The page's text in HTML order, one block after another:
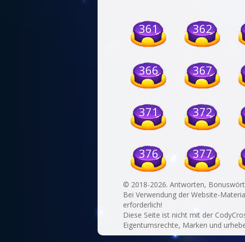
361 362
366 367
371 372
376 377
© 2018-2026. Antworten,
Bei Verwendung der Website-
erforderlich!
Diese Seite ist nicht mit der
Eigentumsrechte, Marken und